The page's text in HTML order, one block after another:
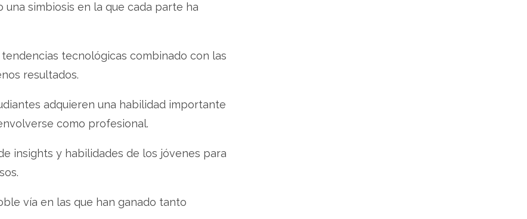
simbiosis en la que cada parte ha
tecnológicas combinado con las
resultados.
adquieren una habilidad importante
como profesional.
insights y habilidades de los jóvenes para
vía en las que han ganado tanto